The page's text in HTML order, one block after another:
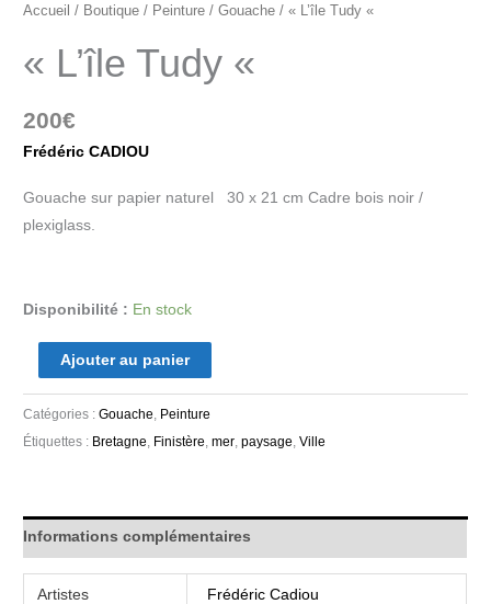
Accueil / Boutique / Peinture /Gouache / « L’île Tudy «
« L’île Tudy «
200€
Frédéric CADIOU
Gouache sur papier naturel 30 x 21 cm Cadre bois noir /
plexiglass.
Disponibilité : En stock
Ajouter au panier
Catégories :Gouache, Peinture
Étiquettes : Bretagne, Finistère,mer,paysage,Ville
Informations complémentaires
Artistes Frédéric Cadiou